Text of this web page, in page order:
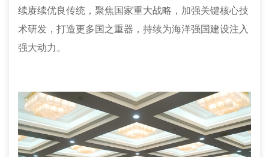
续赓续优良传统，聚焦国家重大战略，加强关键核心技
术研发，打造更多国之重器，持续为海洋强国建设注入
强大动力。